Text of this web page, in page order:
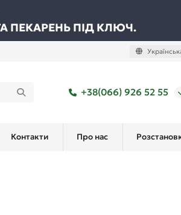
ПЕКАРЕНЬ ПІД КЛЮЧ.
+38(066) 926 52 55
Контакти Про нас